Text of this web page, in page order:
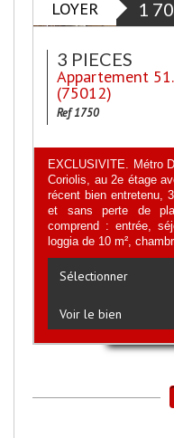
LOYER 1
3 PIECES
Appartement
(75012)
Ref 1750
EXCLUSIVITE. Métro
Coriolis, au 2e étage
récent bien entretenu,
et sans perte de
comprend : entrée,
loggia de 10 m²,
Sélectionner
Voir le bien